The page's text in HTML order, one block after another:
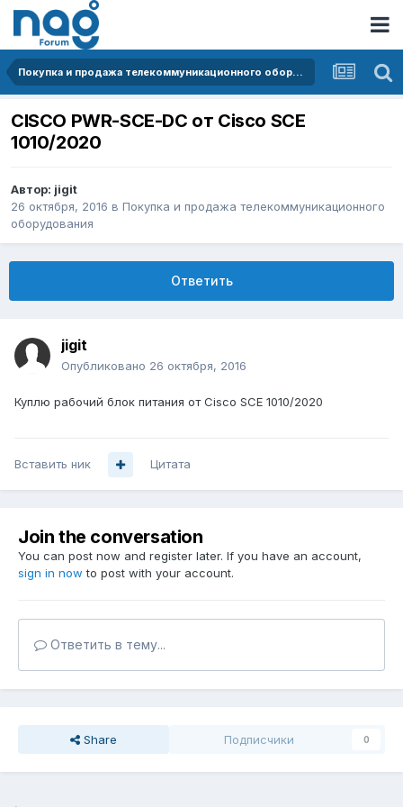
Покупка и продажа телекоммуникационного оборудования
CISCO PWR-SCE-DC от Cisco SCE
1010/2020
Автор: jigit
26 октября, 2016 в Покупка и продажа телекоммуникационного
оборудования
Ответить
jigit
Опубликовано 26 октября, 2016
Куплю рабочий блок питания от Cisco SCE 1010/2020
Вставить ник Цитата
Join the conversation
You can post now and register later. If you have an account,
sign in now to post with your account.
Ответить в тему...
Share Подписчики 0